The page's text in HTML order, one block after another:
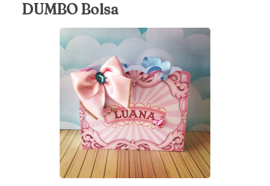
DUMBO Bolsa